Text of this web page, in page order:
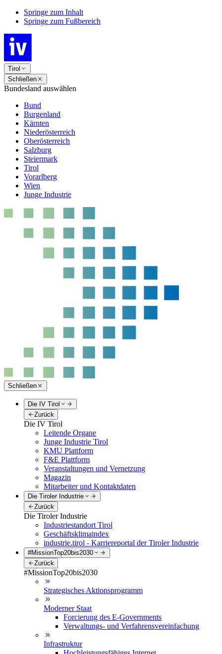
Springe zum Inhalt
Springe zum Fußbereich
Tirol
Schließen
Bundesland auswählen
Bund
Burgenland
Kärnten
Niederösterreich
Oberösterreich
Salzburg
Steiermark
Tirol
Vorarlberg
Wien
Junge Industrie
Schließen
Die IV Tirol
Zurück
Die IV Tirol
Leitende Organe
Junge Industrie Tirol
KMU Plattform
F&E Plattform
Veranstaltungen und Vernetzung
Magazin
Mitarbeiter und Kontaktdaten
Die Tiroler Industrie
Zurück
Die Tiroler Industrie
Industriestandort Tirol
Geschäftsklimaindex
industrie.tirol - Karriereportal der Tiroler Industrie
#MissionTop20bis2030
Zurück
#MissionTop20bis2030
Strategisches Aktionsprogramm
Moderner Staat
Forcierung des E-Governments
Verwaltungs- und Verfahrensvereinfachung
Infrastruktur